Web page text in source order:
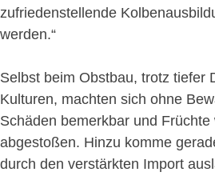
zufriedenstellende
werden.“
Selbst beim Obstbau, trotz tiefer
Kulturen, machten sich ohne
Schäden bemerkbar und
abgestoßen. Hinzu komme
durch den verstärkten Import